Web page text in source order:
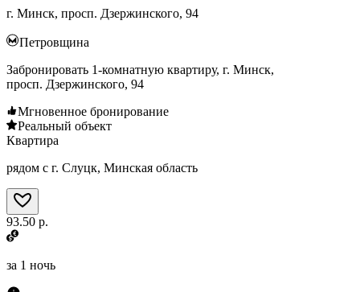
г. Минск, просп. Дзержинского, 94
Петровщина
Забронировать 1-комнатную квартиру, г. Минск,
просп. Дзержинского, 94
Мгновенное бронирование
Реальный объект
Квартира
рядом с г. Слуцк, Минская область
93.50 р.
за 1 ночь